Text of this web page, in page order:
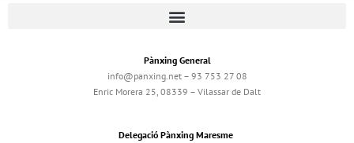
Pànxing General
info@panxing.net – 93 753 27 08
Enric Morera 25, 08339 – Vilassar de Dalt
Delegació Pànxing Maresme